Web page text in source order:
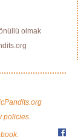
olmak
policies.